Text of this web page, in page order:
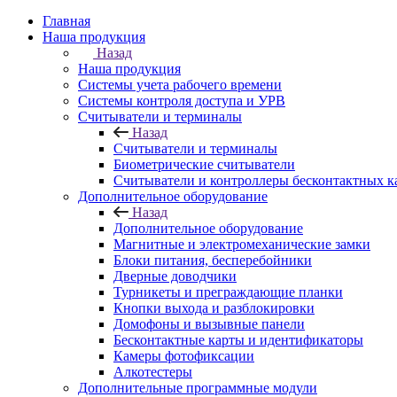
Главная
Наша продукция
Назад
Наша продукция
Cистемы учета рабочего времени
Системы контроля доступа и УРВ
Считыватели и терминалы
Назад
Считыватели и терминалы
Биометрические считыватели
Считыватели и контроллеры бесконтактных
Дополнительное оборудование
Назад
Дополнительное оборудование
Магнитные и электромеханические замки
Блоки питания, бесперебойники
Дверные доводчики
Турникеты и преграждающие планки
Кнопки выхода и разблокировки
Домофоны и вызывные панели
Бесконтактные карты и идентификаторы
Камеры фотофиксации
Алкотестеры
Дополнительные программные модули